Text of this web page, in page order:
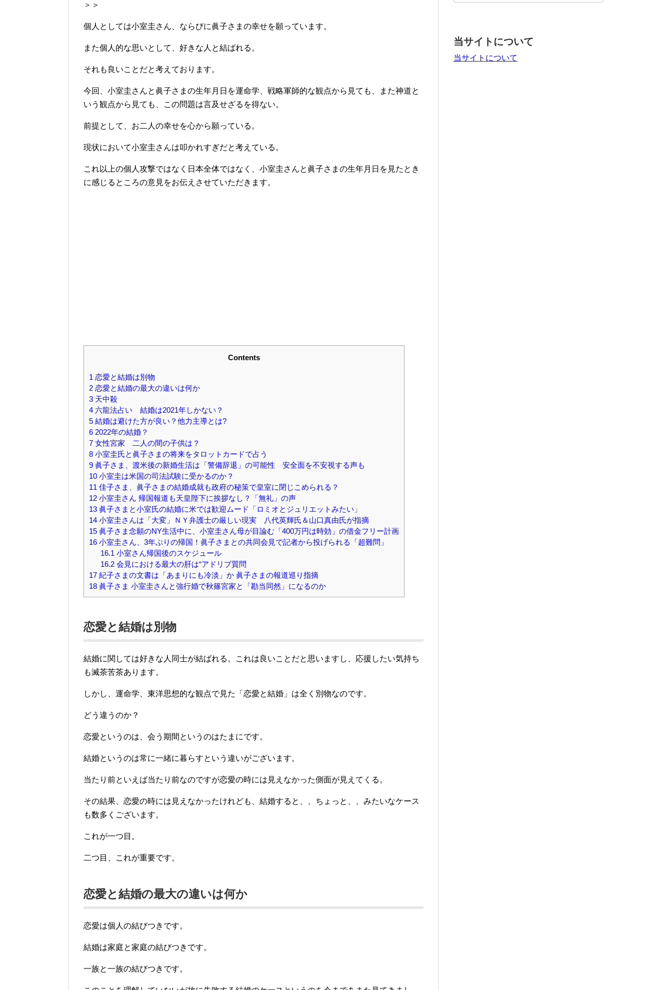
＞＞
個人としては小室圭さん、ならびに眞子さまの幸せを願っています。
また個人的な思いとして、好きな人と結ばれる。
それも良いことだと考えております。
今回、小室圭さんと眞子さまの生年月日を運命学、戦略軍師的な観点から見ても、また神道と
いう観点から見ても、この問題は言及せざるを得ない。
前提として、お二人の幸せを心から願っている。
現状において小室圭さんは叩かれすぎだと考えている。
これ以上の個人攻撃ではなく日本全体ではなく、小室圭さんと眞子さまの生年月日を見たとき
に感じるところの意見をお伝えさせていただきます。
Contents
1 恋愛と結婚は別物
2 恋愛と結婚の最大の違いは何か
3 天中殺
4 六龍法占い 結婚は2021年しかない？
5 結婚は避けた方が良い？他力主導とは?
6 2022年の結婚？
7 女性宮家 二人の間の子供は？
8 小室圭氏と眞子さまの将来をタロットカードで占う
9 眞子さま、渡米後の新婚生活は「警備辞退」の可能性 安全面を不安視する声も
10 小室圭は米国の司法試験に受かるのか？
11 佳子さま、眞子さまの結婚成就も政府の秘策で皇室に閉じこめられる？
12 小室圭さん 帰国報道も天皇陛下に挨拶なし？「無礼」の声
13 眞子さまと小室氏の結婚に米では歓迎ムード「ロミオとジュリエットみたい」
14 小室圭さんは「大変」ＮＹ弁護士の厳しい現実 八代英輝氏＆山口真由氏が指摘
15 眞子さま念願のNY生活中に、小室圭さん母が目論む「400万円は時効」の借金フリー計画
16 小室圭さん、3年ぶりの帰国！眞子さまとの共同会見で記者から投げられる「超難問」
16.1 小室さん帰国後のスケジュール
16.2会見における最大の肝は“アドリブ質問
17 紀子さまの文書は「あまりにも冷淡」か 眞子さまの報道巡り指摘
18 眞子さま 小室圭さんと強行婚で秋篠宮家と「勘当同然」になるのか
恋愛と結婚は別物
結婚に関しては好きな人同士が結ばれる。これは良いことだと思いますし、応援したい気持ち
も滅茶苦茶あります。
しかし、運命学、東洋思想的な観点で見た「恋愛と結婚」は全く別物なのです。
どう違うのか？
恋愛というのは、会う期間というのはたまにです。
結婚というのは常に一緒に暮らすという違いがございます。
当たり前といえば当たり前なのですが恋愛の時には見えなかった側面が見えてくる。
その結果、恋愛の時には見えなかったけれども、結婚すると、、ちょっと、、みたいなケース
も数多くございます。
これが一つ目。
二つ目、これが重要です。
恋愛と結婚の最大の違いは何か
恋愛は個人の結びつきです。
結婚は家庭と家庭の結びつきです。
一族と一族の結びつきです。
当サイトについて
当サイトについて